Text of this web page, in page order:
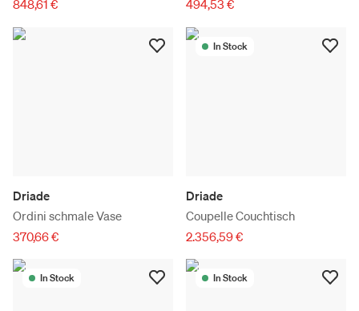
848,61 €
494,53 €
Driade
Ordini schmale Vase
370,66 €
In Stock
Driade
Coupelle Couchtisch
2.356,59 €
In Stock In Stock